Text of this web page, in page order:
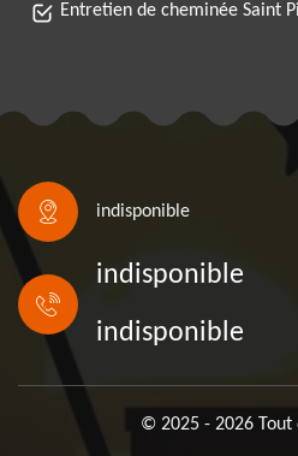
Entretien de cheminée Saint
indisponible
indisponible
indisponible
© 2025 - 2026